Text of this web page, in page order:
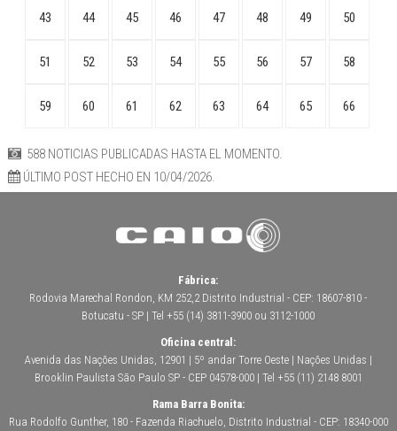
43 44 45 46 47 48 49 50
51 52 53 54 55 56 57 58
59 60 61 62 63 64 65 66
588 NOTICIAS PUBLICADAS HASTA EL MOMENTO.
ÚLTIMO POST HECHO EN 10/04/2026.
Fábrica:
Rodovia Marechal Rondon, KM 252,2 Distrito Industrial - CEP: 18607-810 -
Botucatu - SP | Tel +55 (14) 3811-3900 ou 3112-1000
Oficina central:
Avenida das Nações Unidas, 12901 | 5º andar Torre Oeste | Nações Unidas |
Brooklin Paulista São Paulo SP - CEP 04578-000 | Tel +55 (11) 2148 8001
Rama Barra Bonita:
Rua Rodolfo Gunther, 180 - Fazenda Riachuelo, Distrito Industrial - CEP: 18340-000